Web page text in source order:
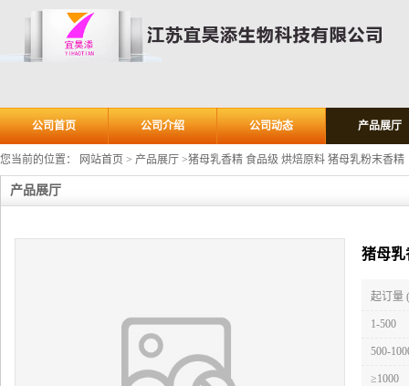
公司首页 公司介绍 公司动态 产品展厅
您当前的位置： 网站首页 > 产品展厅 >猪母乳香精 食品级 烘焙原料 猪母乳粉末香精
产品展厅
猪母乳
起订量
1-500
500-
≥1000